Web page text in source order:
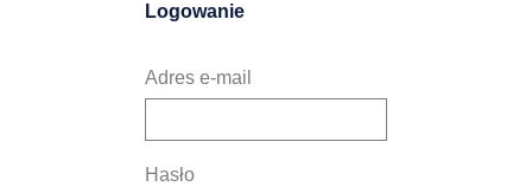
Logowanie
Adres e-mail
Hasło